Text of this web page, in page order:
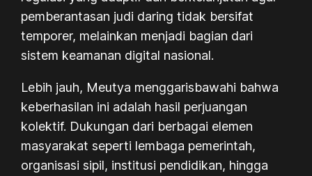
pemberantasan judi daring tidak bersifat
temporer, melainkan menjadi bagian dari
sistem keamanan digital nasional.
Lebih jauh, Meutya menggarisbawahi bahwa
keberhasilan ini adalah hasil perjuangan
kolektif. Dukungan dari berbagai elemen
masyarakat seperti lembaga pemerintah,
organisasi sipil, institusi pendidikan, hingga